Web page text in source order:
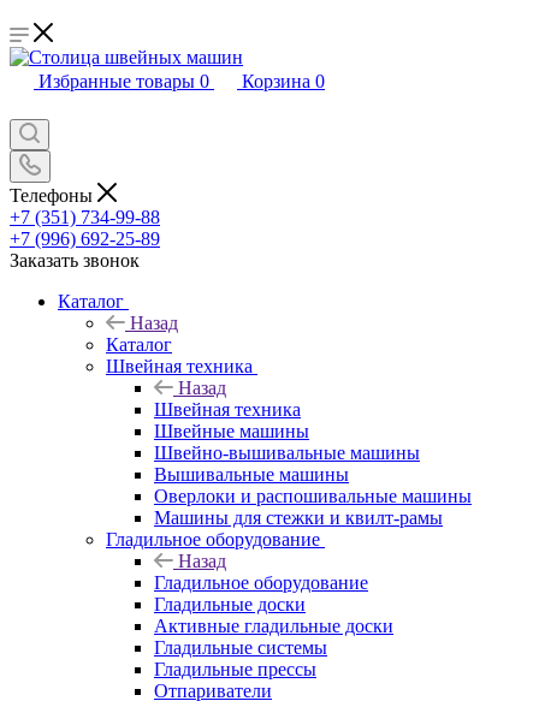
Избранные товары 0 Корзина 0
Телефоны
+7 (351) 734-99-88
+7 (996) 692-25-89
Заказать звонок
Каталог
Назад
Каталог
Швейная техника
Назад
Швейная техника
Швейные машины
Швейно-вышивальные машины
Вышивальные машины
Оверлоки и распошивальные машины
Машины для стежки и квилт-рамы
Гладильное оборудование
Назад
Гладильное оборудование
Гладильные доски
Активные гладильные доски
Гладильные системы
Гладильные прессы
Отпариватели